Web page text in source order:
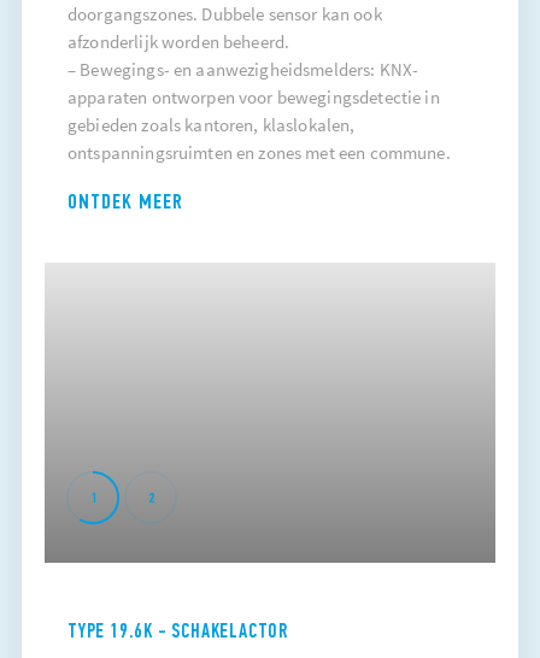
doorgangszones. Dubbele sensor kan ook
afzonderlijk worden beheerd.
– Bewegings- en aanwezigheidsmelders: KNX-
apparaten ontworpen voor bewegingsdetectie in
gebieden zoals kantoren, klaslokalen,
ontspanningsruimten en zones met een commune.
ONTDEK MEER
1 2
TYPE 19.6K - SCHAKELACTOR